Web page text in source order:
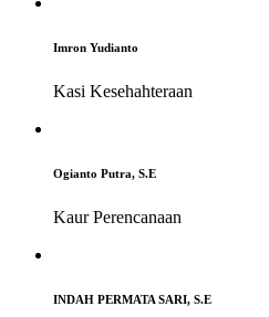
Imron Yudianto
Kasi Kesehahteraan
Ogianto Putra, S.E
Kaur Perencanaan
INDAH PERMATA SARI, S.E